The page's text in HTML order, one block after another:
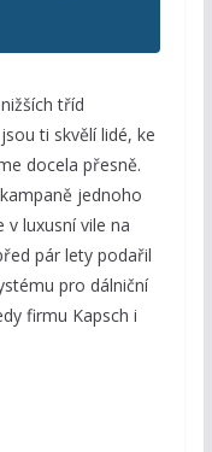
tříd
ti skvělí lidé, ke
docela přesně.
jednoho
v luxusní vile na
pár lety podařil
pro dálniční
firmu Kapsch i